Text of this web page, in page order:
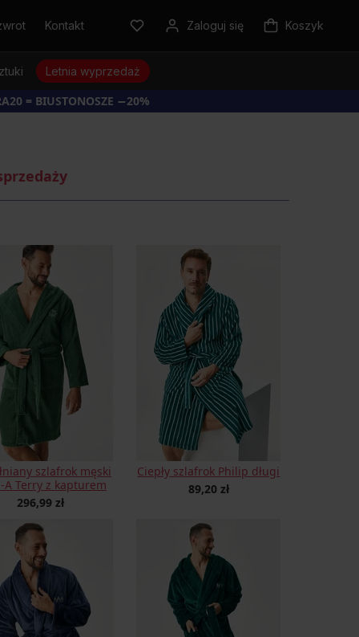
Kontakt Zaloguj się Koszyk
Letnia wyprzedaż
= BIUSTONOSZE −20%
szlafrok męski
A Terry z kapturem
296,99 zł
Ciepły szlafrok Philip długi
89,20 zł